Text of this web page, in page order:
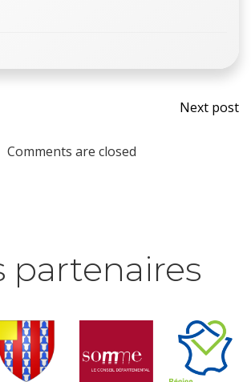
Post
Next post
Comments are closed
partenaires